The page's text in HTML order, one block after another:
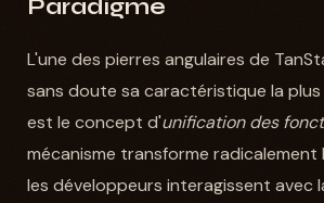
Paradigme
L'une des pierres angulaires de
sans doute sa caractéristique la
est le concept d'unification des
mécanisme transforme radicalement
les développeurs interagissent avec